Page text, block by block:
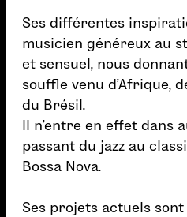
Ses différentes
musicien généreux au
et sensuel, nous
souffle venu d’Afrique,
du Brésil.
Il n’entre en effet dans
passant du jazz au
Bossa Nova.
Ses projets actuels sont